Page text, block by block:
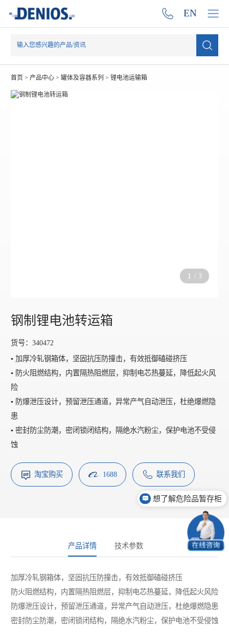
EN
首页 > 产品中心> 罐体及容器系列 > 锂电池运输箱
1 / 3
钢制锂电池转运箱
货号：340472
▪️ 加厚冷轧钢箱体，坚固抗压防撞击，有效抵御磕碰挤压
▪️ 防火阻燃结构，内置隔热阻燃层，抑制电芯热蔓延，降低起火风
险
▪️ 防爆泄压设计，预留泄压通道，异常产气自动泄压，杜绝爆燃隐
患
▪️ 密封防尘防潮，密闭锁闭结构，隔绝水汽粉尘，保护电池不受侵
蚀
淘宝购买 1688 联系我们
产品详情 技术参数
加厚冷轧钢箱体，坚固抗压防撞击，有效抵御磕碰挤压
防火阻燃结构，内置隔热阻燃层，抑制电芯热蔓延，降低起火风险
防爆泄压设计，预留泄压通道，异常产气自动泄压，杜绝爆燃隐患
密封防尘防潮，密闭锁闭结构，隔绝水汽粉尘，保护电池不受侵蚀
想了解危险品暂存柜